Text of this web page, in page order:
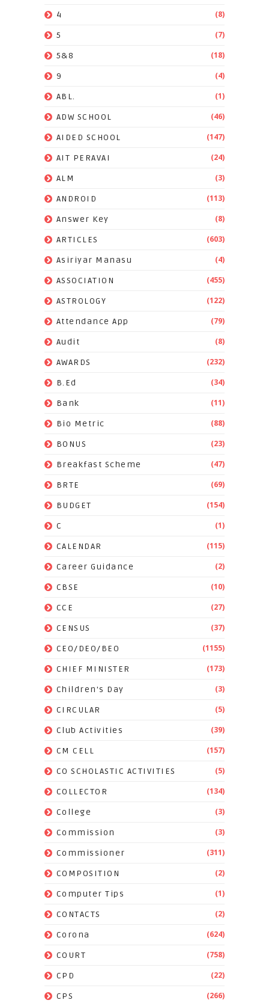
4 (8)
5 (7)
5&8 (18)
9 (4)
ABL. (1)
ADW SCHOOL (46)
AIDED SCHOOL (147)
AIT PERAVAI (24)
ALM (3)
ANDROID (113)
Answer Key (8)
ARTICLES (603)
Asiriyar Manasu (4)
ASSOCIATION (455)
ASTROLOGY (122)
Attendance App (79)
Audit (8)
AWARDS (232)
B.Ed (34)
Bank (11)
Bio Metric (88)
BONUS (23)
Breakfast Scheme (47)
BRTE (69)
BUDGET (154)
C (1)
CALENDAR (115)
Career Guidance (2)
CBSE (10)
CCE (27)
CENSUS (37)
CEO/DEO/BEO (1155)
CHIEF MINISTER (173)
Children's Day (3)
CIRCULAR (5)
Club Activities (39)
CM CELL (157)
CO SCHOLASTIC ACTIVITIES (5)
COLLECTOR (134)
College (3)
Commission (3)
Commissioner (311)
COMPOSITION (2)
Computer Tips (1)
CONTACTS (2)
Corona (624)
COURT (758)
CPD (22)
CPS (266)